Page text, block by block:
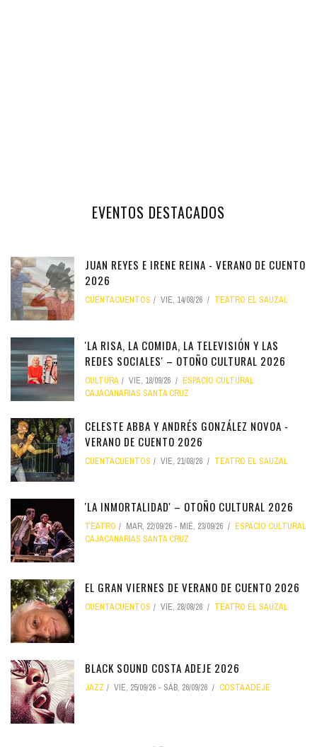
EVENTOS DESTACADOS
JUAN REYES E IRENE REINA - VERANO DE CUENTO
2026
CUENTACUENTOS VIE, 14/08/26 TEATRO EL SAUZAL
'LA RISA, LA COMIDA, LA TELEVISIÓN Y LAS
REDES SOCIALES' – OTOÑO CULTURAL 2026
CULTURA VIE, 18/09/26
ESPACIO CULTURAL
CAJACANARIAS SANTA CRUZ
CELESTE ABBA Y ANDRÉS GONZÁLEZ NOVOA -
VERANO DE CUENTO 2026
CUENTACUENTOS VIE, 21/08/26 TEATRO EL SAUZAL
'LA INMORTALIDAD' – OTOÑO CULTURAL 2026
TEATRO MAR, 22/09/26 - MIÉ, 23/09/26
ESPACIO CULTURAL
CAJACANARIAS SANTA CRUZ
EL GRAN VIERNES DE VERANO DE CUENTO 2026
CUENTACUENTOS VIE, 28/08/26 TEATRO EL SAUZAL
BLACK SOUND COSTA ADEJE 2026
JAZZ VIE, 25/09/26 - SÁB, 26/09/26 COSTA ADEJE